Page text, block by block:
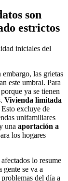
son
estrictos
iniciales del
embargo, las grietas
este umbral. Para
ya se tienen
Vivienda limitada
Esto excluye de
unifamiliares
una aportación a
los hogares
lo resume
gente se va a
del día a